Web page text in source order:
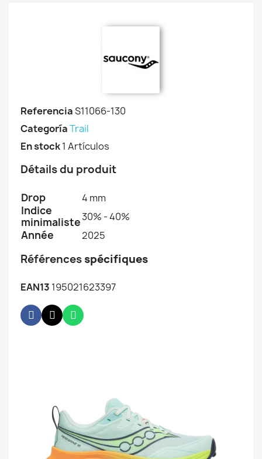
ReferenciaS11066-130
CategoríaTrail
En stock1 Artículos
Détails du produit
Drop 4 mm
Indice
minimaliste30% - 40%
Année 2025
Références spécifiques
EAN13 195021623397